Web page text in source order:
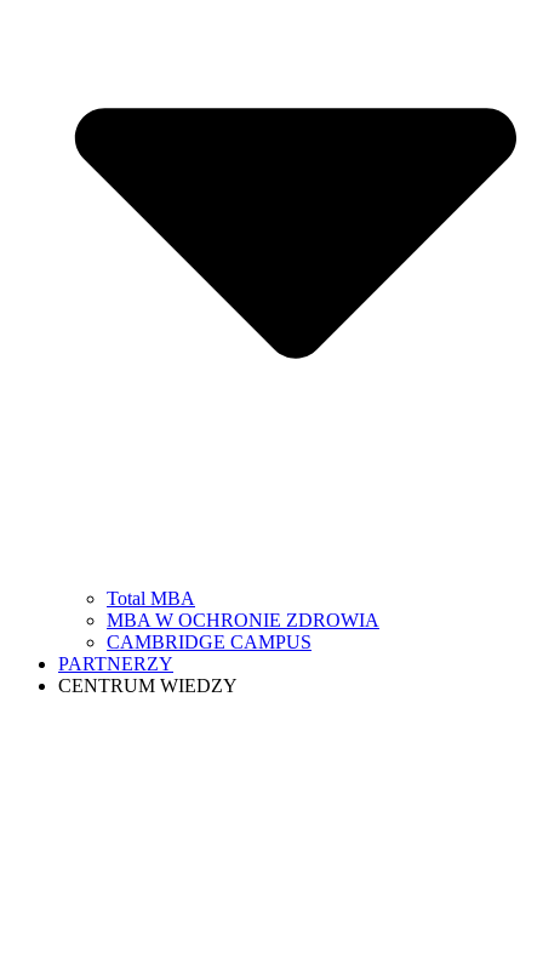
Total MBA
MBA W OCHRONIE ZDROWIA
CAMBRIDGE CAMPUS
PARTNERZY
CENTRUM WIEDZY